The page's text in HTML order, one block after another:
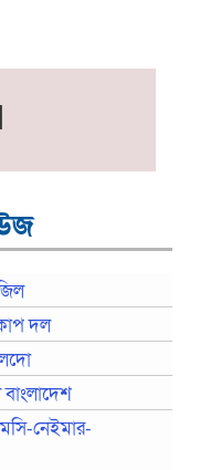
দল
বাংলাদেশ
নেইমার-